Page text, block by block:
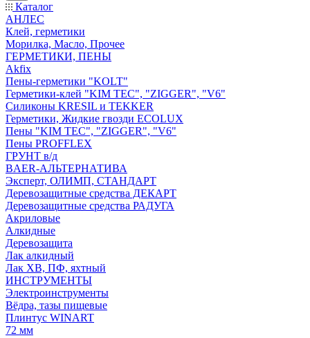
Каталог
АНЛЕС
Клей, герметики
Морилка, Масло, Прочее
ГЕРМЕТИКИ, ПЕНЫ
Akfix
Пены-герметики "KOLT"
Герметики-клей "KIM TEС", "ZIGGER", "V6"
Силиконы KRESIL и TEKKER
Герметики, Жидкие гвозди ECOLUX
Пены "KIM TEС", "ZIGGER", "V6"
Пены PROFFLEX
ГРУНТ в/д
BAER-АЛЬТЕРНАТИВА
Эксперт, ОЛИМП, СТАНДАРТ
Деревозащитные средства ДЕКАРТ
Деревозащитные средства РАДУГА
Акриловые
Алкидные
Деревозащита
Лак алкидный
Лак ХВ, ПФ, яхтный
ИНСТРУМЕНТЫ
Электроинструменты
Вёдра, тазы пищевые
Плинтус WINART
72 мм